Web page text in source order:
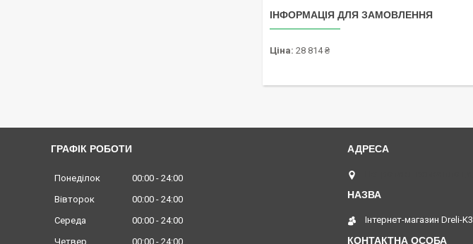
ІНФОРМАЦІЯ ДЛЯ ЗАМОВЛЕННЯ
Ціна: 28 814 ₴
ГРАФІК РОБОТИ
Понеділок 00:00
24:00
Вівторок
00:00
24:00
Середа
00:00
24:00
Четвер
00:00 24:00
Інтернет-магазин Dreli-K3